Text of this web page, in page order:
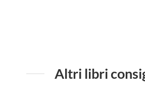
Altri libri